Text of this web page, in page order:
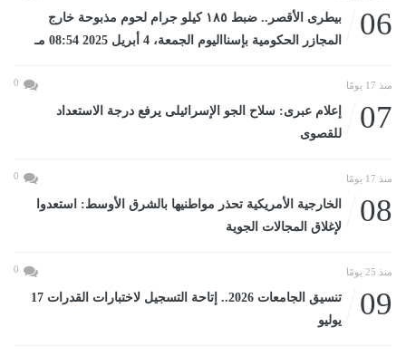
06
بيطرى الأقصر.. ضبط ١٨٥ كيلو جرام لحوم مذبوحة خارج
المجازر الحكومية بإسنااليوم الجمعة، 4 أبريل 2025 08:54 مـ
منذ 17 يومًا 0
07
إعلام عبرى: سلاح الجو الإسرائيلى يرفع درجة الاستعداد
للقصوى
منذ 17 يومًا 0
08
الخارجية الأمريكية تحذر مواطنيها بالشرق الأوسط: استعدوا
لإغلاق المجالات الجوية
منذ 25 يومًا 0
09
تنسيق الجامعات 2026.. إتاحة التسجيل لاختبارات القدرات 17
يوليو